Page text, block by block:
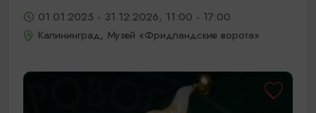
01.01.2025 - 31.12.2026, 11:00 - 17:00
Калининград, Музей «Фридландские ворота»